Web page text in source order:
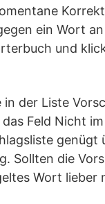
ein Wort
und
der Liste
Feld Nicht
genügt
Sollten die
Wort lieber